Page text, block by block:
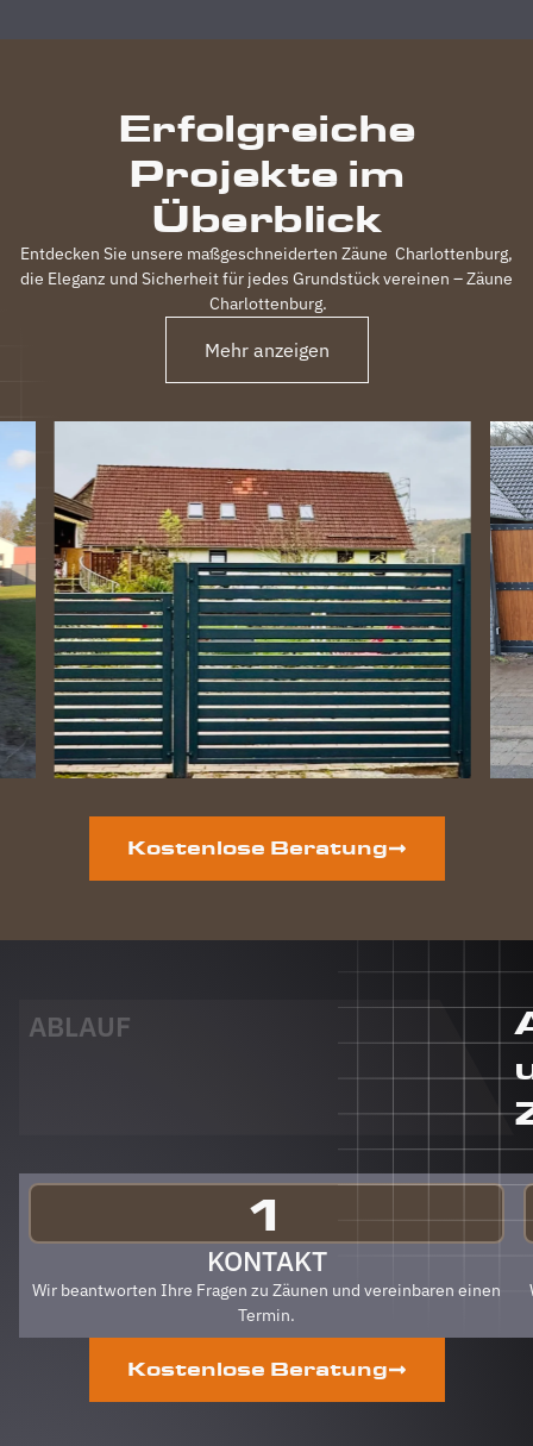
durchgeführt,
Einfahrtstor
und 2
Gartentüren,
waren
120m
Zaun in 3
Tagen
einfach
(Gefälle,
Bachlauf)
ist der
Zaun
perfekt
geworden
und die
Hunde
lieben
ihre
gewonnene
Freiheit.
Auf der
Grundstücksseite
ist auch
geplant.
Dieser
jeden Fall
Zäune
gehen.
Klare
von uns!
PS Nach
gab es
und
Abschied
Erfolgreiche
Projekte im
Überblick
Entdecken Sie unsere maßgeschneiderten Zäune Charlottenburg,
die Eleganz und Sicherheit für jedes Grundstück vereinen – Zäune
Charlottenburg.
Mehr anzeigen
Kostenlose Beratung
ABLAUF
1
KONTAKT
Wir beantworten Ihre Fragen zu Zäunen und vereinbaren einen
Termin.
Kostenlose Beratung